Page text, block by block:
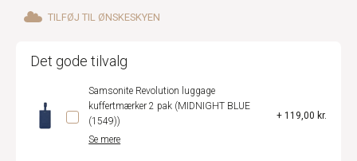
TILFØJ TIL ØNSKESKYEN
Det gode tilvalg
Samsonite Revolution luggage
kuffertmærker 2 pak (MIDNIGHT BLUE
(1549))
Se mere
+ 119,00 kr.